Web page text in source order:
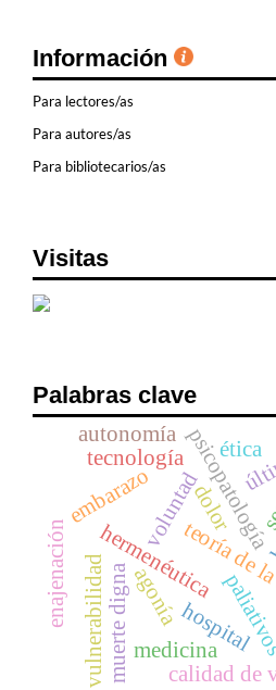
Información
Para lectores/as
Para autores/as
Para bibliotecarios/as
Visitas
Palabras clave
hermenéutica
teoría
psicopatología
vulnerabilidad agoníahospital
voluntad
embarazo
muerte digna
dolor
tecnología
calidad de
ética
medicina
enajenación
autonomía